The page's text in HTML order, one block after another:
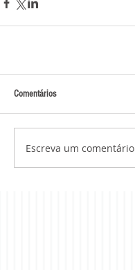
Comentários
Escreva um comentário